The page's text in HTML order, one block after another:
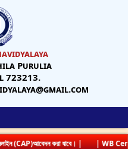
Purulia
723213.
(CAP)আবেদন করা যাবে। | | WB